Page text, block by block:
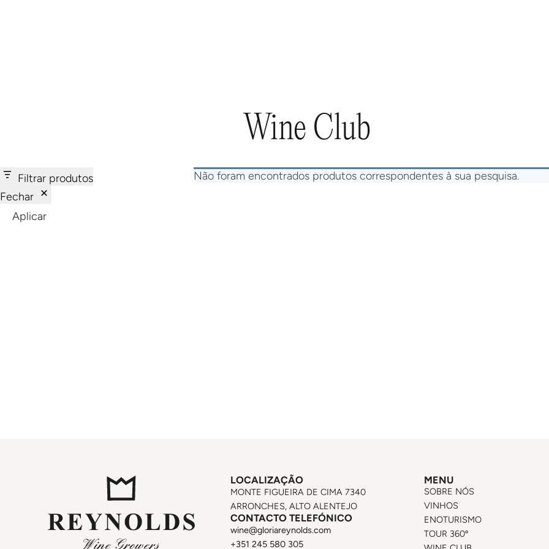
Wine Club
Não foram encontrados produtos correspondentes à sua pesquisa.
Filtrar produtos
Fechar
Aplicar
LOCALIZAÇÃO
MONTE FIGUEIRA DE CIMA 7340
ARRONCHES, ALTO ALENTEJO
CONTACTO TELEFÓNICO
wine@gloriareynolds.com
+351 245 580 305
MENU
SOBRE NÓS
VINHOS
ENOTURISMO
TOUR 360º